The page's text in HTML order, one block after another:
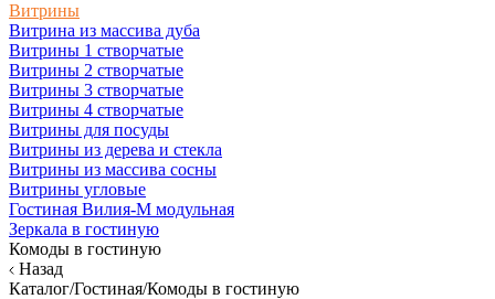
Витрины
Витрина из массива дуба
Витрины 1 створчатые
Витрины 2 створчатые
Витрины 3 створчатые
Витрины 4 створчатые
Витрины для посуды
Витрины из дерева и стекла
Витрины из массива сосны
Витрины угловые
Гостиная Вилия-М модульная
Зеркала в гостиную
Комоды в гостиную
Назад
Каталог/Гостиная/Комоды в гостиную